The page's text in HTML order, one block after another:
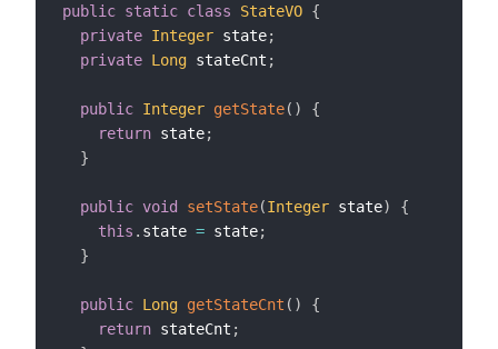
public static class StateVO {
private Integer state;
private Long stateCnt ;
public Integer getState( )
{
return state;
}
public void setState(Integer state)
{
this . state = state;
}
public Long getStateCnt ( )
{
return stateCnt ;